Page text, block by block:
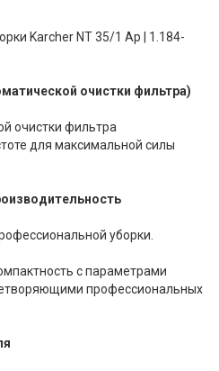
Karcher NT 35/1 Ap | 1.184-
очистки фильтра)
очистки фильтра
для максимальной силы
уборки.
с параметрами
профессиональных